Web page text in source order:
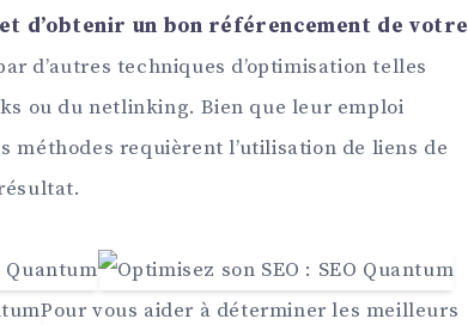
d’obtenir un bon référencement de votre
d’autres techniques d’optimisation telles
ou du netlinking. Bien que leur emploi
méthodes requièrent l’utilisation de liens de
Pour vous aider à déterminer les meilleurs